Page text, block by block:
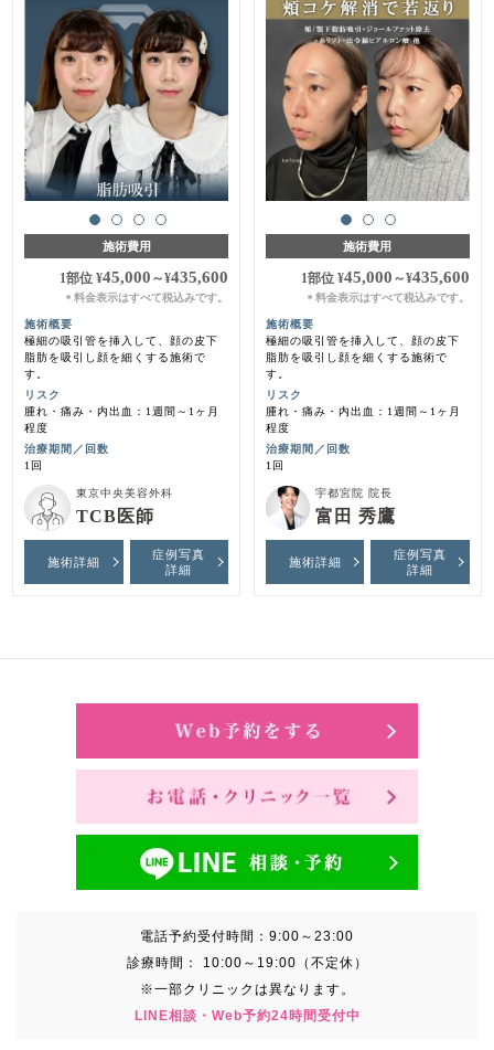
施術費用
1部位¥45,000 ～¥435,600
＊料金表示はすべて税込みです。
施術概要
極細の吸引管を挿入して、顔の皮下
脂肪を吸引し顔を細くする施術で
す。
リスク
腫れ・痛み・内出血：1週間～1ヶ月
程度
治療期間／回数
1回
東京中央美容外科
TCB医師
施術詳細
症例写真
詳細
施術費用
1部位 ¥45,000 ～¥435,600
＊ 料金表示はすべて税込みです。
施術概要
極細の吸引管を挿入して、顔の皮下
脂肪を吸引し顔を細くする施術で
す。
リスク
腫れ・痛み・内出血：1週間～1ヶ月
程度
治療期間／回数
1回
宇都宮院 院長
富田 秀鷹
施術詳細
症例写真
詳細
電話予約受付時間： 9:00～23:00
診療時間：
10:00～19:00（不定休）
※一部クリニックは異なります。
LINE相談・Web予約24時間受付中